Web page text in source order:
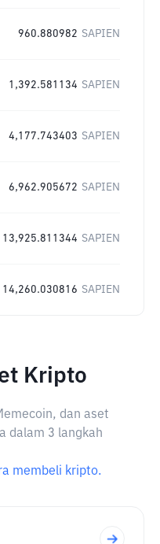
960.880982 SAPIEN
1,392.581134 SAPIEN
4,177.743403 SAPIEN
6,962.905672 SAPIEN
13,925.811344 SAPIEN
14,260.030816 SAPIEN
Kripto
dan aset
dalam 3 langkah
membeli kripto.